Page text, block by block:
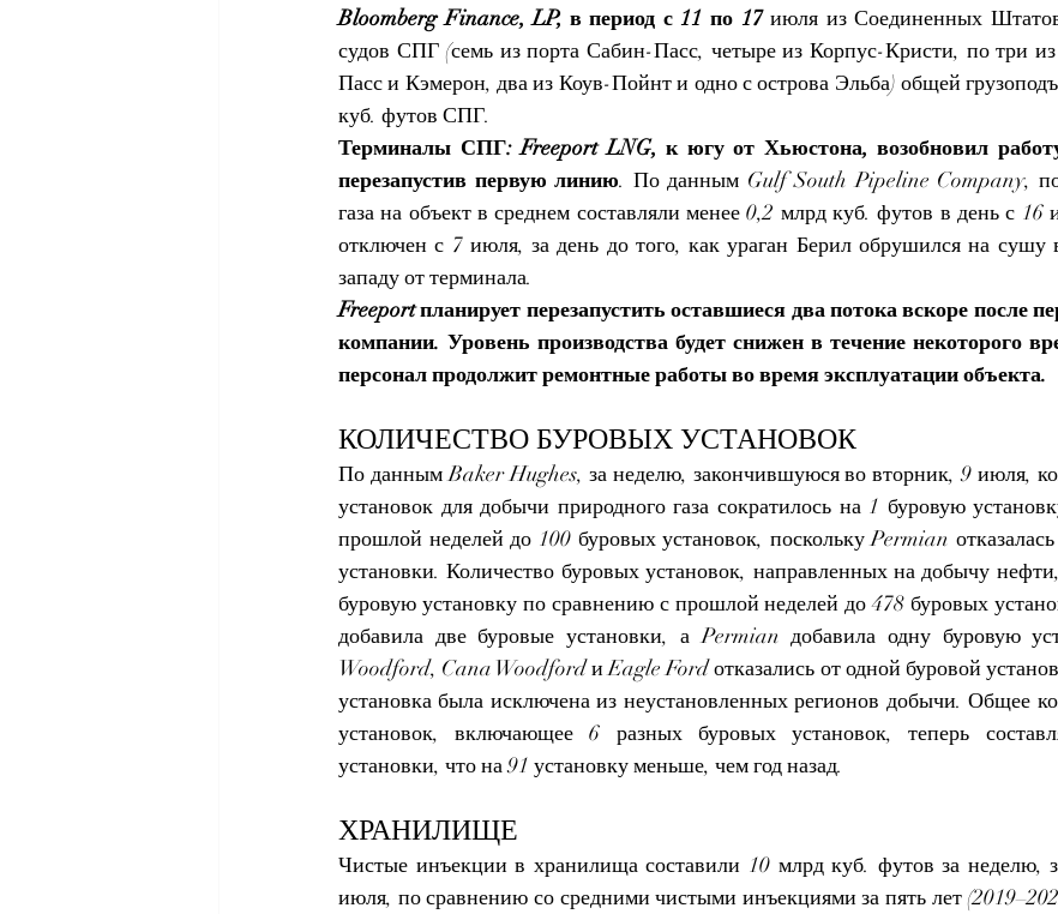
Bloomberg Finance, LP, в период с 11 по 17 июля из Соединенных
судов СПГ (семь из порта Сабин-Пасс, четыре из Корпус-Кристи, по три из
Пасс и Кэмерон, два из Коув-Пойнт и одно с острова Эльба) общей
куб. футов СПГ.
Терминалы СПГ: Freeport LNG, к югу от Хьюстона, возобновил
перезапустив первую линию. По данным Gulf South Pipeline Company,
газа на объект в среднем составляли менее 0,2 млрд куб. футов в день с
отключен с 7 июля, за день до того, как ураган Берил обрушился на
западу от терминала.
Freeport планирует перезапустить оставшиеся два потока вскоре после
компании. Уровень производства будет снижен в течение некоторого
персонал продолжит ремонтные работы во время эксплуатации объекта.
КОЛИЧЕСТВО БУРОВЫХ УСТАНОВОК
По данным Baker Hughes, за неделю, закончившуюся во вторник, 9 июля,
установок для добычи природного газа сократилось на 1 буровую
прошлой неделей до 100 буровых установок, поскольку Permian
установки. Количество буровых установок, направленных на добычу
буровую установку по сравнению с прошлой неделей до 478 буровых
добавила две буровые установки, а Permian добавила одну буровую
Woodford, Cana Woodford и Eagle Ford отказались от одной буровой
установка была исключена из неустановленных регионов добычи. Общее
установок, включающее 6 разных буровых установок, теперь
установки, что на 91 установку меньше, чем год назад.
ХРАНИЛИЩЕ
Чистые инъекции в хранилища составили 10 млрд куб. футов за неделю,
июля, по сравнению со средними чистыми инъекциями за пять лет